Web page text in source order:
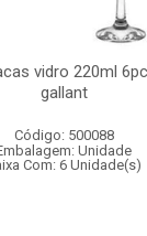
vidro 220ml
gallant
Código: 500088
Unidade
Com: 6 Unidade(s)